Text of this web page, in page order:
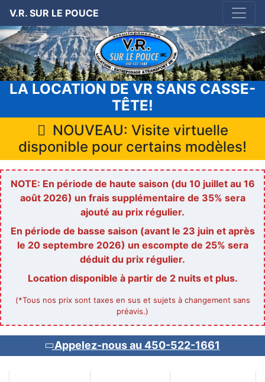
V.R. SUR LE POUCE
LA LOCATION DE VR SANS CASSE-
TÊTE!
NOUVEAU: Visite virtuelle
disponible pour certains modèles!
NOTE: En période de haute saison (du 10 juillet au 16
août 2026) un frais supplémentaire de 35% sera
ajouté au prix régulier.
En période de basse saison (avant le 23 juin et après
le 20 septembre 2026) un escompte de 25% sera
déduit du prix régulier.
Location disponible à partir de 2 nuits et plus.
(*Tous nos prix sont taxes en sus et sujets à changement sans
préavis.)
Appelez-nous au 450-522-1661